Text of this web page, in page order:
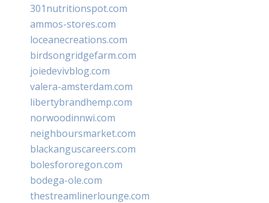
301nutritionspot.com
ammos-stores.com
loceanecreations.com
birdsongridgefarm.com
joiedevivblog.com
valera-amsterdam.com
libertybrandhemp.com
norwoodinnwi.com
neighboursmarket.com
blackanguscareers.com
bolesfororegon.com
bodega-ole.com
thestreamlinerlounge.com